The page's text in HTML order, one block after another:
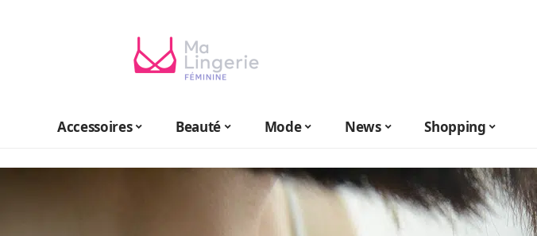
Accessoires Beauté Mode News Shopping